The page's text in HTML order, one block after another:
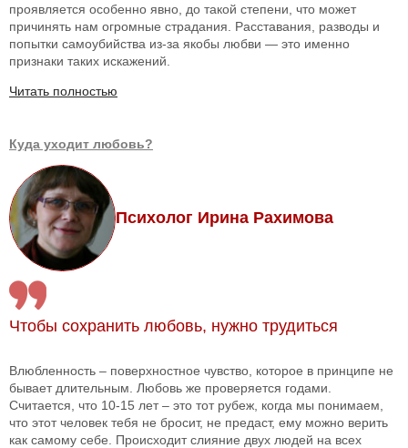
проявляется особенно явно, до такой степени, что может
причинять нам огромные страдания. Расставания, разводы и
попытки самоубийства из-за якобы любви — это именно
признаки таких искажений.
Читать полностью
Куда уходит любовь?
Психолог Ирина Рахимова
Чтобы сохранить любовь, нужно трудиться
Влюбленность – поверхностное чувство, которое в принципе не
бывает длительным. Любовь же проверяется годами.
Считается, что 10-15 лет – это тот рубеж, когда мы понимаем,
что этот человек тебя не бросит, не предаст, ему можно верить
как самому себе. Происходит слияние двух людей на всех